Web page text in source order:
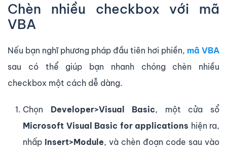
Chèn nhiều checkbox với mã
VBA
Nếu bạn nghĩ phương pháp đầu tiên hơi phiền, mã VBA
sau có thể giúp bạn nhanh chóng chèn nhiều
checkbox một cách dễ dàng.
Chọn Developer>Visual Basic, một cửa sổ
Microsoft Visual Basic for applications hiện ra,
nhấp Insert>Module, và chèn đoạn code sau vào